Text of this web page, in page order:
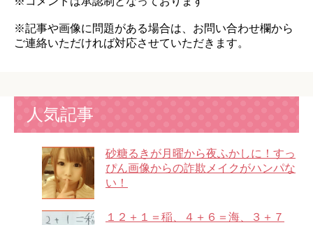
※記事や画像に問題がある場合は、お問い合わせ欄から
ご連絡いただければ対応させていただきます。
人気記事
砂糖るきが月曜から夜ふかしに！すっ
ぴん画像からの詐欺メイクがハンパな
い！
１２＋１＝稲、４＋６＝海、３＋７